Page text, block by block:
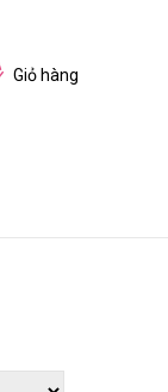
Giỏ hàng